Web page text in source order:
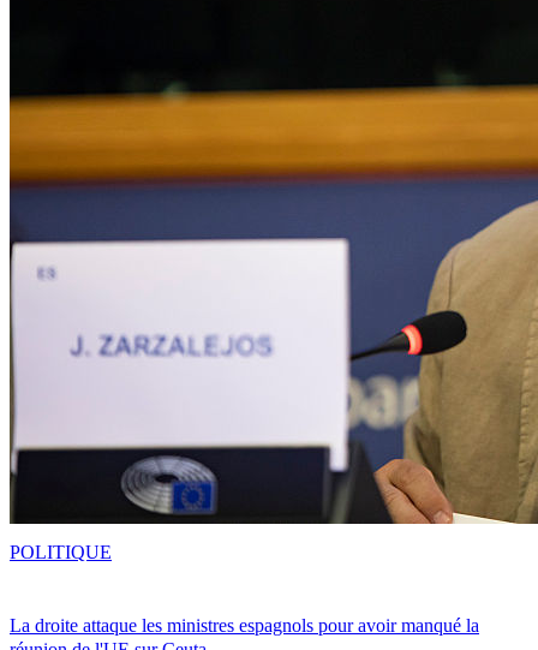
La droite attaque les ministres espagnols pour avoir manqué la
POLITIQUE